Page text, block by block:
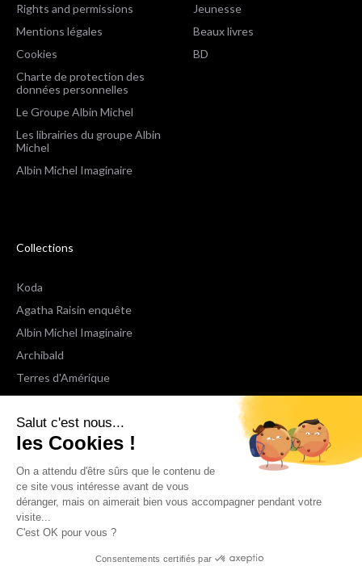
Salut c'est nous...
les Cookies !
On a attendu d'être sûrs que le contenu de
ce site vous intéresse avant de vous
déranger, mais on aimerait bien vous accompagner pendant votre
visite...
C'est OK pour vous ?
Consentements certifiés par
Rights and permissions
Mentions légales
Cookies
Charte de protection des
données personnelles
Le Groupe Albin Michel
Les librairies du groupe Albin
Michel
Albin Michel Imaginaire
Jeunesse
Beaux livres
BD
Collections
Koda
Agatha Raisin enquête
Albin Michel Imaginaire
Archibald
Terres d'Amérique
Espaces Libres Poche
NOX
Wiz
Voir toutes les collections
Nous suivre